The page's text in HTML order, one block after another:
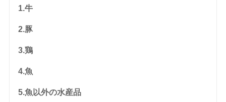
1.牛
2.豚
3.鶏
4.魚
5.魚以外の水産品